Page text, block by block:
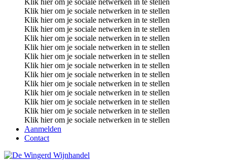
Klik hier om je sociale netwerken in te stellen
Klik hier om je sociale netwerken in te stellen
Klik hier om je sociale netwerken in te stellen
Klik hier om je sociale netwerken in te stellen
Klik hier om je sociale netwerken in te stellen
Klik hier om je sociale netwerken in te stellen
Klik hier om je sociale netwerken in te stellen
Klik hier om je sociale netwerken in te stellen
Klik hier om je sociale netwerken in te stellen
Klik hier om je sociale netwerken in te stellen
Klik hier om je sociale netwerken in te stellen
Klik hier om je sociale netwerken in te stellen
Klik hier om je sociale netwerken in te stellen
Klik hier om je sociale netwerken in te stellen
Aanmelden
Contact